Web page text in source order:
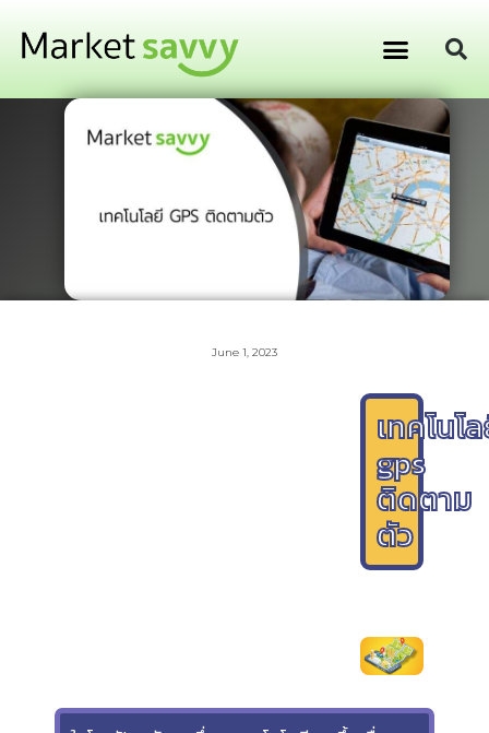
June 1, 2023
เทคโนโ
gps
ติดตาม
ตัว